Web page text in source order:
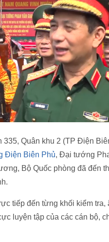
335, Quân khu 2 (TP Điện
Điện Biên Phủ, Đại tướng
Bộ Quốc phòng đã đến
tiếp đến từng khối kiểm tra,
luyện tập của các cán bộ,